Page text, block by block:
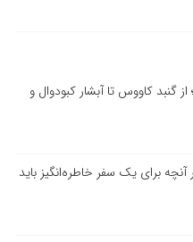
از گنبد کاووس تا آبشار کبودوال و
آنچه برای یک سفر خاطره‌انگیز باید